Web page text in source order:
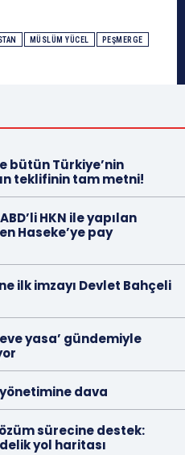
MÜSLÜM YÜCEL PEŞMERGE
bütün Türkiye’nin
teklifinin tam metni!
HKN ile yapılan
Haseke’ye pay
ilk imzayı Devlet Bahçeli
yasa’ gündemiyle
dava
sürecine destek:
yol haritası